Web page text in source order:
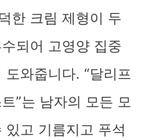
한 크림 제형이 두
되어 고영양 집중
와줍니다. “달리프
”는 남자의 모든 모
고 기름지고 푸석